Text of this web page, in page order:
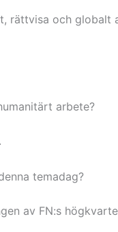
rättvisa och globalt
arbete?
temadag?
av FN:s